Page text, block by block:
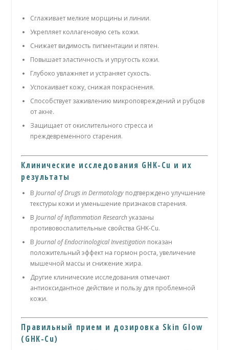
Сглаживает мелкие морщины и линии.
Укрепляет коллагеновую сеть кожи.
Снижает видимость пигментации и пятен.
Повышает эластичность и упругость кожи.
Глубоко увлажняет и устраняет сухость.
Успокаивает кожу, снижая покраснения.
Способствует заживлению микроповреждений и рубцов
от акне.
Защищает от окислительного стресса и
преждевременного старения.
Клинические исследования GHK-Cu и их
результаты
ВJournal of Drugs in Dermatology подтверждено улучшение
текстуры кожи и уменьшение признаков старения.
ВJournal of Inflammation Researchуказаны
противовоспалительные свойства GHK-Cu.
ВJournal of Endocrinological Investigation показан
положительный эффект на гормон роста, увеличение
мышечной массы и снижение жира.
Другие клинические исследования отмечают
антиоксидантное действие и пользу для проблемной
кожи.
Правильный прием и дозировка Skin Glow
(GHK-Cu)